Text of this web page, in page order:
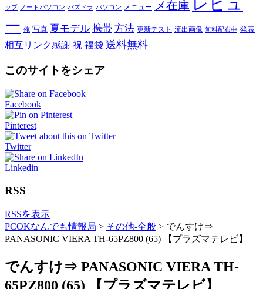
ップ ノートパソコン パズドラ パソコン メニュー メ在庫 レビュ
ー 俺 写真 夏モデル 携帯 方法 更新テスト 流出画像 無料配布中 発表
相互リンク感謝 祝 福袋 送料無料
このサイトをシェア
Facebook
Pinterest
Twitter
Linkedin
RSS
RSSを表示
PCOKなんでも情報局 > その他-全般 > でんすけ⇒
PANASONIC VIERA TH-65PZ800 (65) 【プラズマテレビ】
でんすけ⇒ PANASONIC VIERA TH-
65PZ800 (65) 【プラズマテレビ】